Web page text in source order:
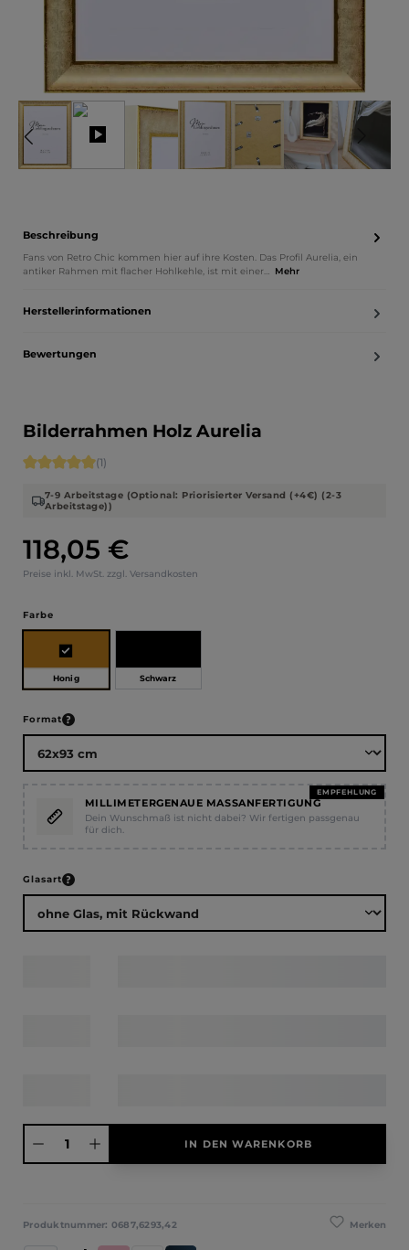
Beschreibung
Fans von Retro Chic kommen hier auf ihre Kosten. Das Profil Aurelia, ein
antiker Rahmen mit flacher Hohlkehle, ist mit einer… Mehr
Herstellerinformationen
Bewertungen
Bilderrahmen Holz Aurelia
Regulärer Preis:
118,05 €
Preise inkl. MwSt. zzgl. Versandkosten
Durchschnittliche Bewertung von 5 von 5 Sternen
(1)
7-9 Arbeitstage (Optional: Priorisierter Versand (+4€) (2-3
Arbeitstage))
Farbeauswählen
Honig Schwarz
Formatauswählen
EMPFEHLUNG
MILLIMETERGENAUE MASSANFERTIGUNG
Dein Wunschmaß ist nicht dabei? Wir fertigen passgenau
für dich.
Glasartauswählen
IN DEN WARENKORB
Merken
Produktnummer: 0687,6293,42